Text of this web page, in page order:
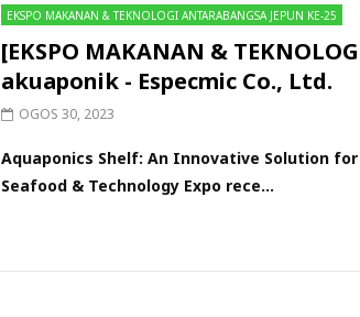
EKSPO MAKANAN & TEKNOLOGI ANTARABANGSA JEPUN KE-25
[EKSPO MAKANAN &
akuaponik - Especmic Co., Ltd.
OGOS 30, 2023
Aquaponics Shelf: An Innovative Solution
Seafood & Technology Expo rece...